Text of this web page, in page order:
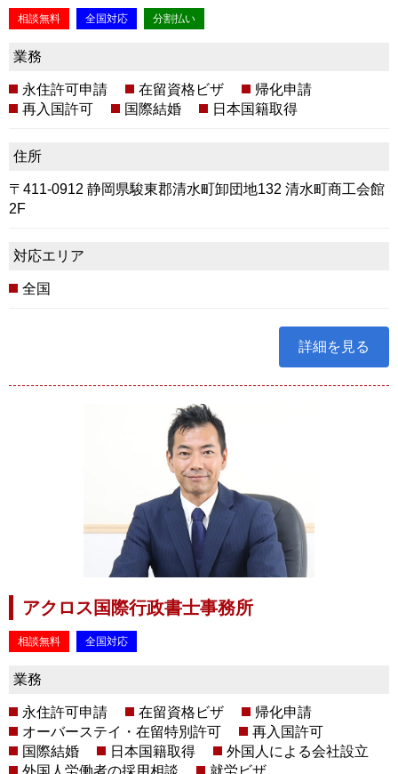
相談無料 全国対応 分割払い
業務
永住許可申請 在留資格ビザ
帰化申請
再入国許可
国際結婚 日本国籍取得
住所
〒411-0912 静岡県駿東郡清水町卸団地132 清水町商工会館
2F
対応エリア
全国
詳細を見る
アクロス国際行政書士事務所
相談無料 全国対応
業務
永住許可申請 在留資格ビザ
帰化申請
オーバーステイ・在留特別許可
再入国許可
国際結婚
日本国籍取得
外国人による会社設立